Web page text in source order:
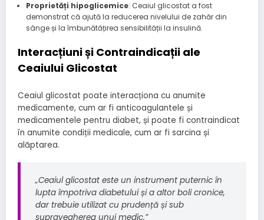
Proprietăți hipoglicemice: Ceaiul glicostat a fost
demonstrat că ajută la reducerea nivelului de zahăr din
sânge și la îmbunătățirea sensibilității la insulină.
Interacțiuni și Contraindicații ale
Ceaiului Glicostat
Ceaiul glicostat poate interacționa cu anumite
medicamente, cum ar fi anticoagulantele și
medicamentele pentru diabet, și poate fi contraindicat
în anumite condiții medicale, cum ar fi sarcina și
alăptarea.
„Ceaiul glicostat este un instrument puternic în
lupta împotriva diabetului și a altor boli cronice,
dar trebuie utilizat cu prudență și sub
supravegherea unui medic.”